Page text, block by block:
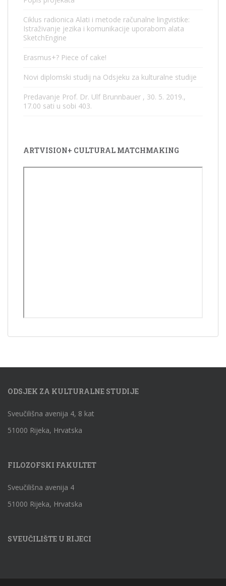
Ciklus radionica Alati i metode računalne lingvistike:
Istraživanje jezika i komunikacije uporabom alata
SketchEngine
Erasmus+? Piece of cake!
Novi diplomski studij na Odsjeku za kulturalne studije
Predavanje Prof. Dr. Ulf Brunnbauer , 30. 5. 2019.,
17.00 sati u sobi 403.
ARTVISION+ CULTURAL MATCHMAKING
ODSJEK ZA KULTURALNE STUDIJE
Sveučilišna avenija 4, 8 kat
51000 Rijeka, Hrvatska
FILOZOFSKI FAKULTET
Sveučilišna avenija 4
51000 Rijeka, Hrvatska
SVEUČILIŠTE U RIJECI